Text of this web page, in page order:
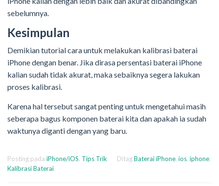
sebelumnya.
Kesimpulan
Demikian tutorial cara untuk melakukan kalibrasi baterai
iPhone dengan benar. Jika dirasa persentasi baterai iPhone
kalian sudah tidak akurat, maka sebaiknya segera lakukan
proses kalibrasi.
Karena hal tersebut sangat penting untuk mengetahui masih
seberapa bagus komponen baterai kita dan apakah ia sudah
waktunya diganti dengan yang baru.
Posting pada iPhone/iOS, Tips Trik DitagBaterai iPhone, ios, iphone,
Kalibrasi Baterai